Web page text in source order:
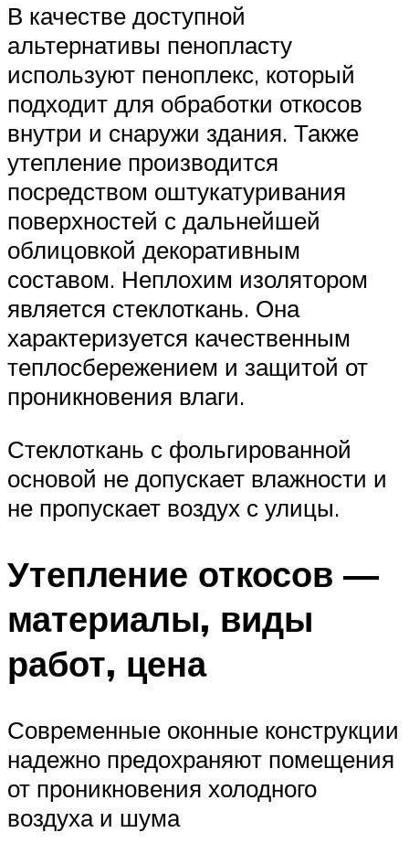
В качестве доступной
альтернативы пенопласту
используют пеноплекс, который
подходит для обработки откосов
внутри и снаружи здания. Также
утепление производится
посредством оштукатуривания
поверхностей с дальнейшей
облицовкой декоративным
составом. Неплохим изолятором
является стеклоткань. Она
характеризуется качественным
теплосбережением и защитой от
проникновения влаги.
Стеклоткань с фольгированной
основой не допускает влажности и
не пропускает воздух с улицы.
Утепление откосов —
материалы, виды
работ, цена
Современные оконные конструкции
надежно предохраняют помещения
от проникновения холодного
воздуха и шума